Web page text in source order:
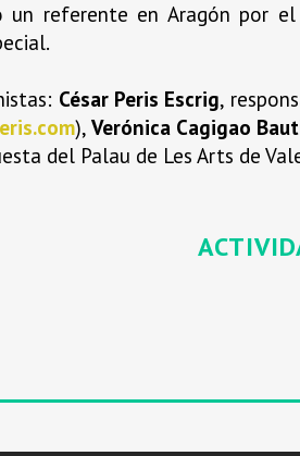
un referente en Aragón por
César Peris Escrig,
), Verónica Cagigao
del Palau de Les Arts de